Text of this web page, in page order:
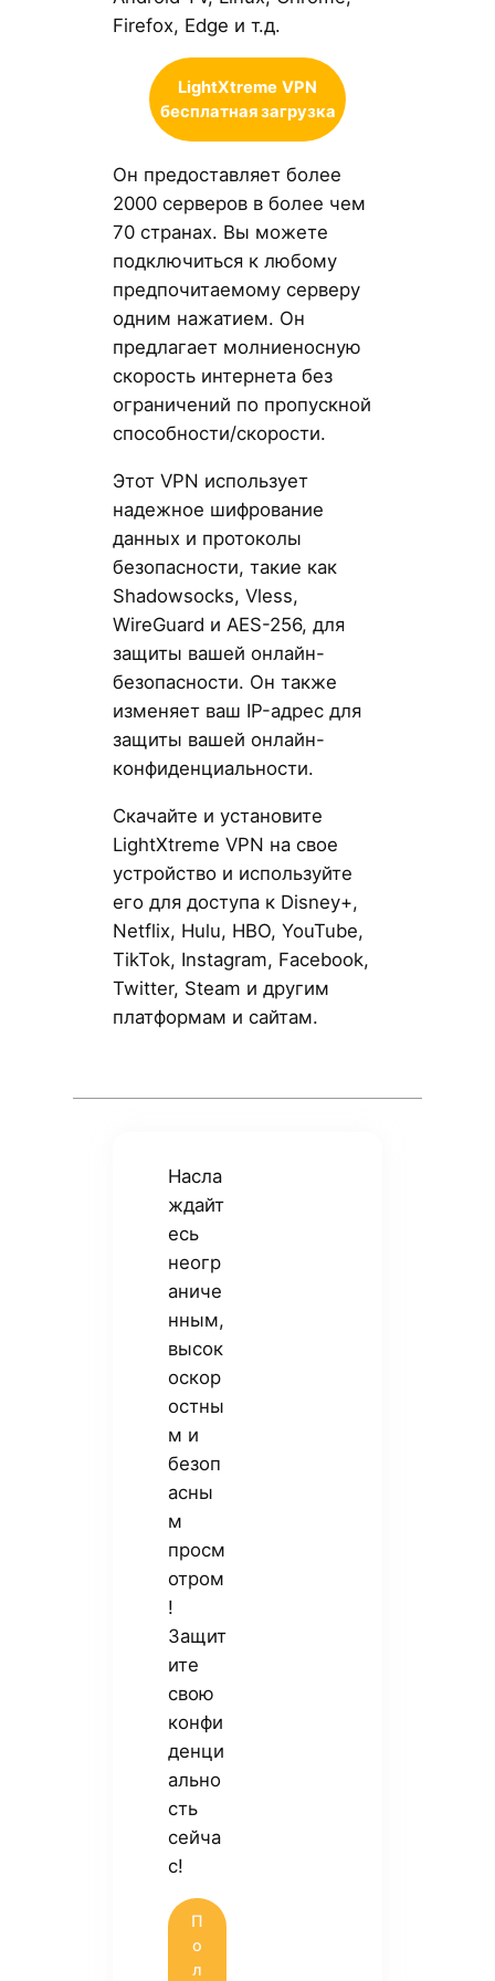
Firefox, Edge и т.д.
LightXtreme VPN
бесплатная загрузка
Он предоставляет более
2000 серверов в более чем
70 странах. Вы можете
подключиться к любому
предпочитаемому серверу
одним нажатием. Он
предлагает молниеносную
скорость интернета без
ограничений по пропускной
способности/скорости.
Этот VPN использует
надежное шифрование
данных и протоколы
безопасности, такие как
Shadowsocks, Vless,
WireGuard и AES-256, для
защиты вашей онлайн-
безопасности. Он также
изменяет ваш IP-адрес для
защиты вашей онлайн-
конфиденциальности.
Скачайте и установите
LightXtreme VPN на свое
устройство и используйте
его для доступа к Disney+,
Netflix, Hulu, HBO, YouTube,
TikTok, Instagram, Facebook,
Twitter, Steam и другим
платформам и сайтам.
Насла
ждайт
есь
неогр
аниче
нным,
высок
оскор
остны
м и
безоп
асны
м
просм
отром
!
Защит
ите
свою
конфи
денци
ально
сть
сейча
с!
П
о
л